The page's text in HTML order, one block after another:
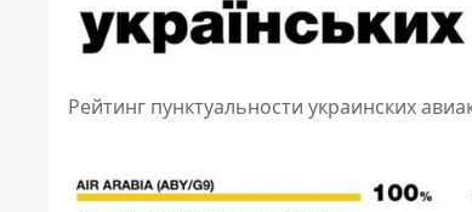
Рейтинг пунктуальности украинских